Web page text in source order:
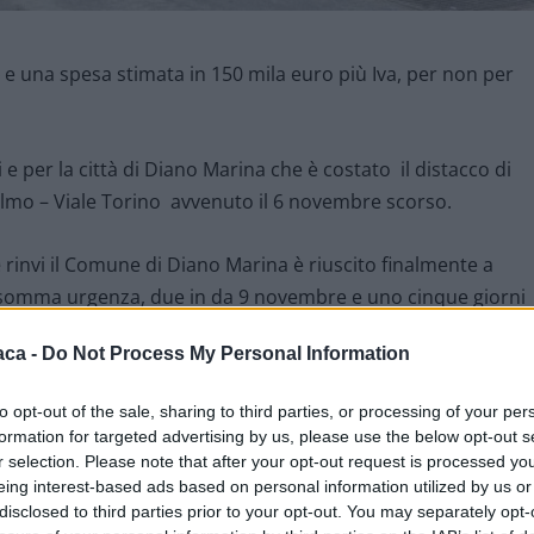
- Do Not Process My Personal Information
opt-out of the sale, sharing to third parties, or processing of your
for targeted advertising by us, please use the below opt-out
selection. Please note that after your opt-out request is processed
interest-based ads based on personal information utilized by us
to third parties prior to your opt-out. You may separately
una spesa stimata in 150 mila euro più Iva, per non per
e per la città di Diano Marina che è costato il distacco di
– Viale Torino avvenuto il 6 novembre scorso.
il Comune di Diano Marina è riuscito finalmente a
urgenza, due in da 9 novembre e uno cinque giorni
a presunti circa 150 mila euro più Iva
e la tipologia dell’intervento.
prima delle vacanze di Natale con la riapertura della